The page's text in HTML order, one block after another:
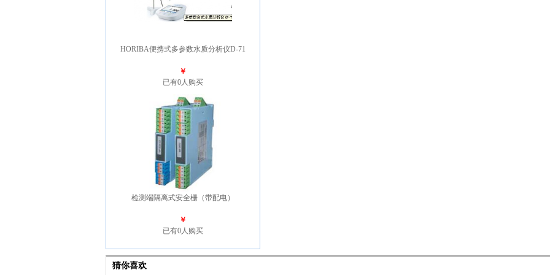
HORIBA便携式多参数水质分析仪D-71
￥
已有0人购买
检测端隔离式安全栅（带配电）
￥
已有0人购买
猜你喜欢